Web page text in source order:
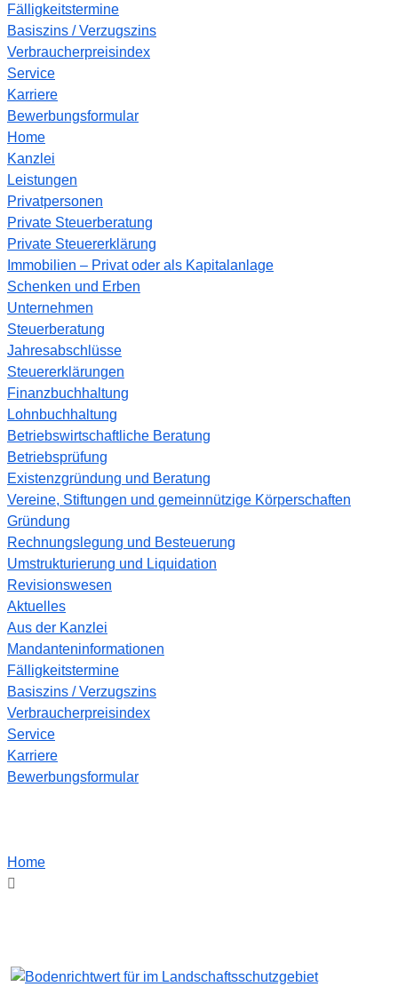
Fälligkeitstermine
Basiszins / Verzugszins
Verbraucherpreisindex
Service
Karriere
Bewerbungsformular
Home
Kanzlei
Leistungen
Privatpersonen
Private Steuerberatung
Private Steuererklärung
Immobilien – Privat oder als Kapitalanlage
Schenken und Erben
Unternehmen
Steuerberatung
Jahresabschlüsse
Steuererklärungen
Finanzbuchhaltung
Lohnbuchhaltung
Betriebswirtschaftliche Beratung
Betriebsprüfung
Existenzgründung und Beratung
Vereine, Stiftungen und gemeinnützige Körperschaften
Gründung
Rechnungslegung und Besteuerung
Umstrukturierung und Liquidation
Revisionswesen
Aktuelles
Aus der Kanzlei
Mandanteninformationen
Fälligkeitstermine
Basiszins / Verzugszins
Verbraucherpreisindex
Service
Karriere
Bewerbungsformular
Home